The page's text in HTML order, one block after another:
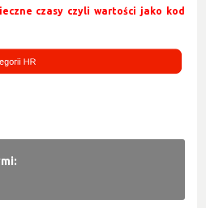
czasy czyli wartości jako kod